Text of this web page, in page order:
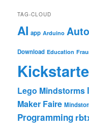
TAG-CLOUD
AI app Arduino
Download Education
Lego Mindstorms
Maker Faire
Programming